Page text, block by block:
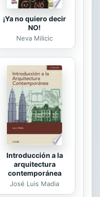
¡Ya no quiero decir
NO!
Neva Milicic
Introducción a la
arquitectura
contemporánea
José Luis Madia